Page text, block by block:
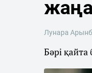
Лунара
Бәрі